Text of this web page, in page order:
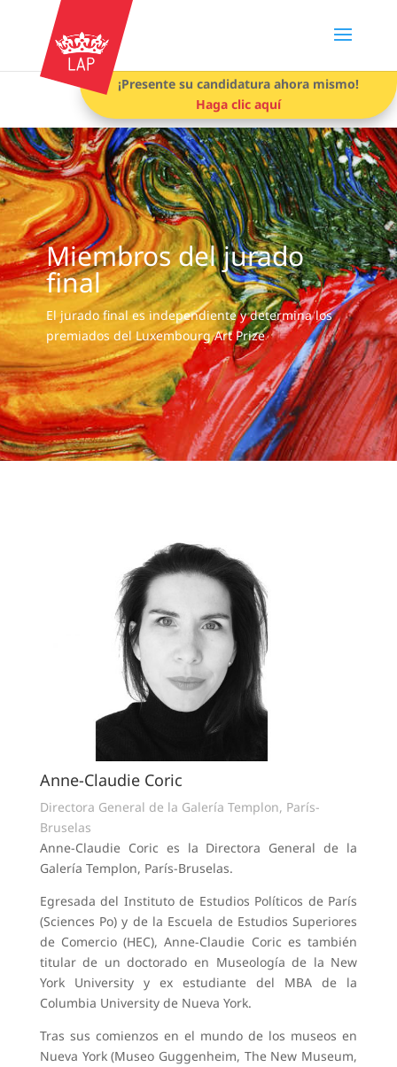
¡Presente su candidatura ahora mismo!
Haga clic aquí
Miembros del jurado
final
El jurado final es independiente y determina los
premiados del Luxembourg Art Prize
Anne-Claudie Coric
Directora General de la Galería Templon, París-
Bruselas
Anne-Claudie Coric es la Directora General de la
Galería Templon, París-Bruselas.
Egresada del Instituto de Estudios Políticos de París
(Sciences Po) y de la Escuela de Estudios Superiores
de Comercio (HEC), Anne-Claudie Coric es también
titular de un doctorado en Museología de la New
York University y ex estudiante del MBA de la
Columbia University de Nueva York.
Tras sus comienzos en el mundo de los museos en
Nueva York (Museo Guggenheim, The New Museum,